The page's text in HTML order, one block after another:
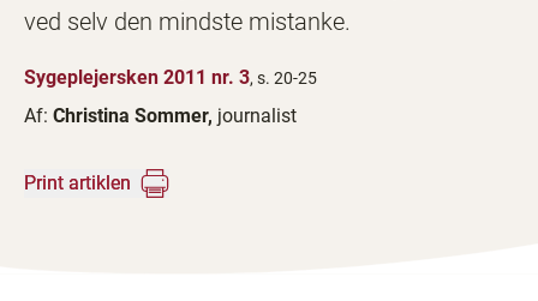
ved selv den mindste mistanke.
Sygeplejersken 2011 nr. 3, s. 20-25
Af: Christina Sommer, journalist
Print artiklen